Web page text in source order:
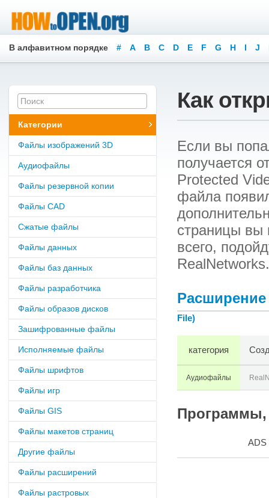
В алфавитном порядке # A B C D E F G H I J
Категории
Файлы изображений 3D
Аудиофайлы
Файлы резервной копии
Файлы CAD
Сжатые файлы
Файлы данных
Файлы баз данных
Файлы разработчика
Файлы образов дисков
Зашифрованные файлы
Исполняемые файлы
Файлы шрифтов
Файлы игр
Файлы GIS
Файлы макетов страниц
Другие файлы
Файлы расширений
Файлы растровых
Как
Если вы
получается
Protected
файла
страницы вы
всего,
RealNetworks.
File)
категория
Аудиофайлы
Программы,
ADS